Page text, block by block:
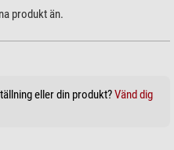
produkt än.
eller din produkt?Vänd dig